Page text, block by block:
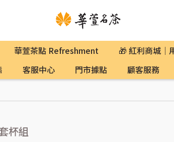
華萱茶點 Refreshment 🎁 紅利商城｜
客服中心 門市據點 顧客服務
杯組